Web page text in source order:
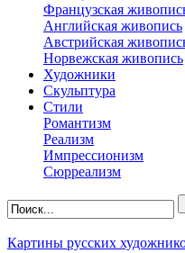
Французская
Английская живопись
Австрийская
Норвежская живопись
Художники
Скульптура
Стили
Романтизм
Реализм
Импрессионизм
Сюрреализм
Картины русских